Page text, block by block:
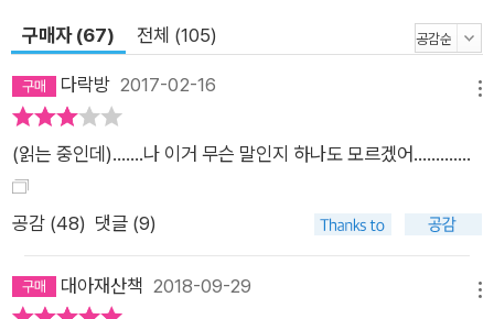
기를 꿈꾼다. 내가 혼자인 건 오로지 생각들로 조밀하게 채워진
고독 속에 살기 위해서다. 어찌 보면 나는 영원과 무한을 추구하
는 돈키호테다. 영원과 무한도 나 같은 사람들은 당해낼 재간이
없을 테지. (18~19쪽) 영원을 꿈꾼 한 사나이가 맞이한 한 세계
되는 그의 불꽃같은 독백은 읽는 이를 빠져들게 한다. 이야기는
는 파쇄 작업을 통한 한탸의 사색이지만 중간중간 흥미로운 에피
구매자 (67) 전체 (105)
다락방 2017-02-16
(읽는 중인데).......나 이거 무슨 말인지 하나도 모르겠어.............
공감 (48) 댓글 (9)
대아재산책 2018-09-29